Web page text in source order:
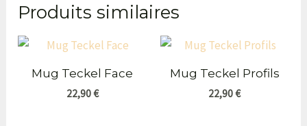
Produits similaires
Mug Teckel Face
22,90€
Mug Teckel Profils
22,90€